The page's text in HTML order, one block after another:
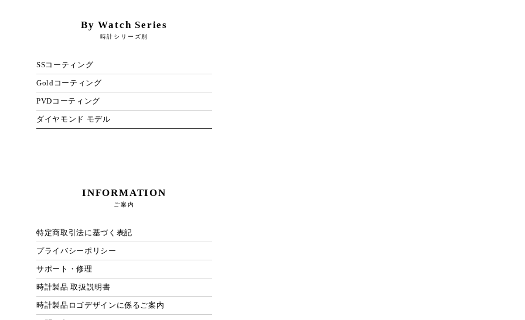
By Watch Series
時計シリーズ別
SSコーティング
Goldコーティング
PVDコーティング
ダイヤモンド モデル
INFORMATION
ご案内
特定商取引法に基づく表記
プライバシーポリシー
サポート・修理
時計製品 取扱説明書
時計製品ロゴデザインに係るご案内